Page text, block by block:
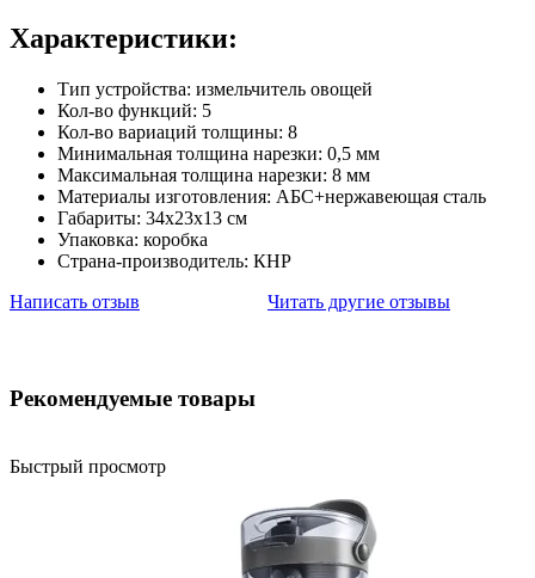
Характеристики:
Тип устройства: измельчитель овощей
Кол-во функций: 5
Кол-во вариаций толщины: 8
Минимальная толщина нарезки: 0,5 мм
Максимальная толщина нарезки: 8 мм
Материалы изготовления: АБС+нержавеющая сталь
Габариты: 34х23х13 см
Упаковка: коробка
Страна-производитель: КНР
Написать отзыв
Читать другие отзывы
Рекомендуемые товары
Быстрый просмотр